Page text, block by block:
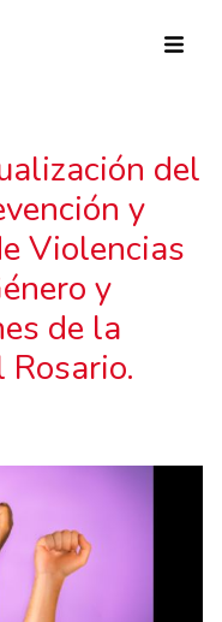
del
y
Violencias
y
de la